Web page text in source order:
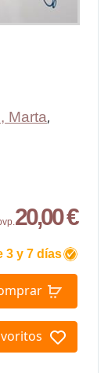
Marta,
20,00 €
3 y 7 días